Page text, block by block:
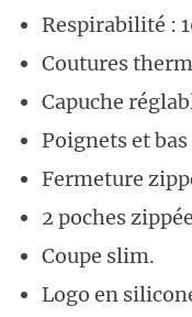
Respirabilité :
Coutures
Capuche
Poignets et
Fermeture
2 poches
Coupe slim.
Logo en